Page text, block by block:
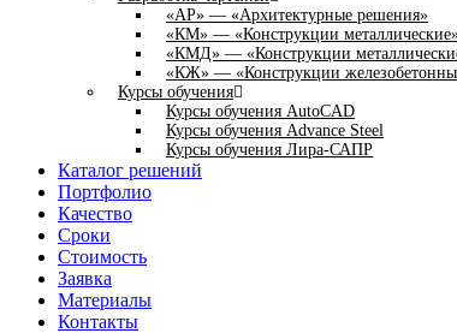
«АР» — «Архитектурные решения»
«КМ» — «Конструкции
«КМД» — «Конструкции
«КЖ» — «Конструкции
Курсы обучения
Курсы обучения AutoCAD
Курсы обучения Advance Steel
Курсы обучения Лира-САПР
Каталог решений
Портфолио
Качество
Сроки
Стоимость
Заявка
Материалы
Контакты